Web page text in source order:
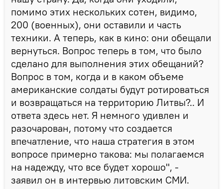
помимо этих нескольких сотен, видимо,
200 (военных), они оставили и часть
техники. А теперь, как в кино: они обещали
вернуться. Вопрос теперь в том, что было
сделано для выполнения этих обещаний?
Вопрос в том, когда и в каком объеме
американские солдаты будут ротироваться
и возвращаться на территорию Литвы?.. И
ответа здесь нет. Я немного удивлен и
разочарован, потому что создается
впечатление, что наша стратегия в этом
вопросе примерно такова: мы полагаемся
на надежду, что все будет хорошо", -
заявил он в интервью литовским СМИ.